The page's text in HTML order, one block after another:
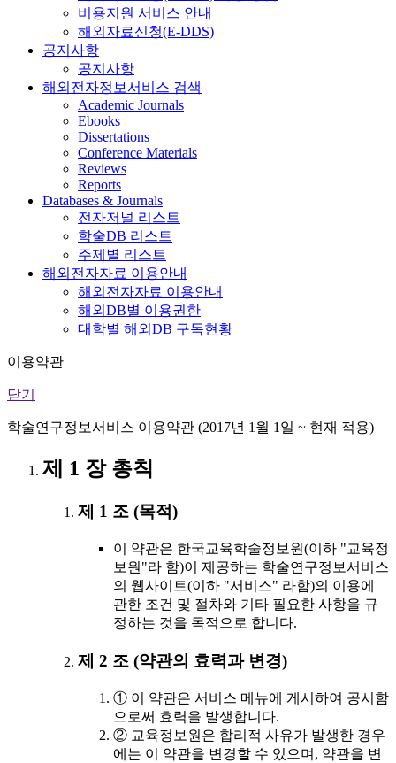
비용지원 서비스 안내
해외자료신청(E-DDS)
공지사항
공지사항
해외전자정보서비스 검색
Academic Journals
Ebooks
Dissertations
Conference Materials
Reviews
Reports
Databases & Journals
전자저널 리스트
학술DB 리스트
주제별 리스트
해외전자자료 이용안내
해외전자자료 이용안내
해외DB별 이용권한
대학별 해외DB 구독현황
이용약관
닫기
학술연구정보서비스 이용약관 (2017년 1월 1일 ~ 현재 적용)
제 1 장 총칙
제 1 조 (목적)
이 약관은 한국교육학술정보원(이하 "교육정
보원"라 함)이 제공하는 학술연구정보서비스
의 웹사이트(이하 "서비스" 라함)의 이용에
관한 조건 및 절차와 기타 필요한 사항을 규
정하는 것을 목적으로 합니다.
제 2 조 (약관의 효력과 변경)
① 이 약관은 서비스 메뉴에 게시하여 공시함
으로써 효력을 발생합니다.
② 교육정보원은 합리적 사유가 발생한 경우
에는 이 약관을 변경할 수 있으며, 약관을 변